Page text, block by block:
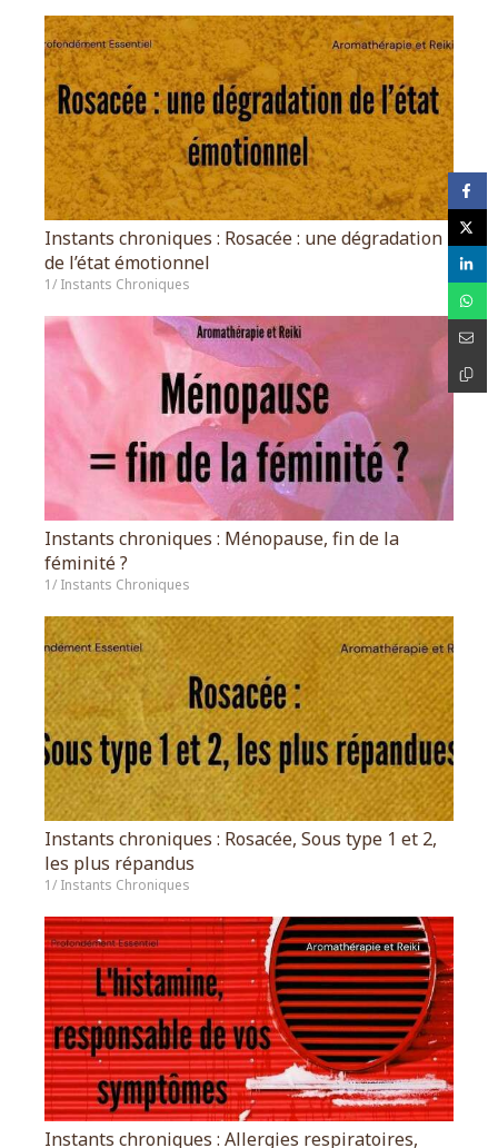
Instants chroniques : Rosacée : une dégradation
de l’état émotionnel
1/ Instants Chroniques
Instants chroniques : Ménopause, fin de la
féminité ?
1/ Instants Chroniques
Instants chroniques : Rosacée, Sous type 1 et 2,
les plus répandus
1/ Instants Chroniques
Instants chroniques : Allergies respiratoires,